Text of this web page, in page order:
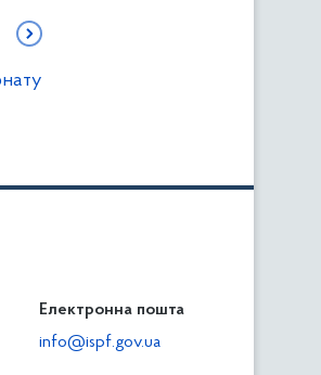
Електронна пошта
info@ispf.gov.ua